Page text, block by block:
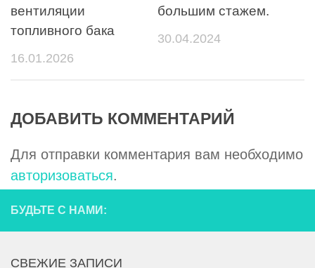
вентиляции
топливного бака
16.01.2026
большим стажем.
30.04.2024
ДОБАВИТЬ КОММЕНТАРИЙ
Для отправки комментария вам необходимо
авторизоваться.
БУДЬТЕ С НАМИ:
СВЕЖИЕ ЗАПИСИ